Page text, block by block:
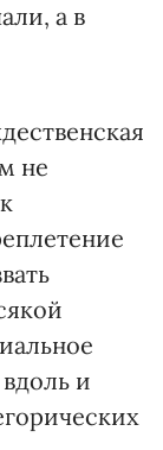
а в
не
и